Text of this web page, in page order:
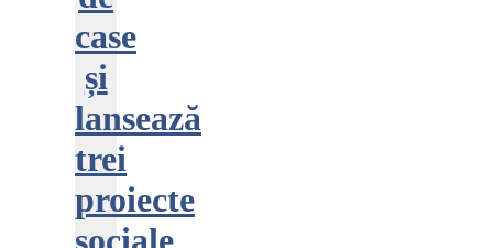
case
și
lansează
trei
proiecte